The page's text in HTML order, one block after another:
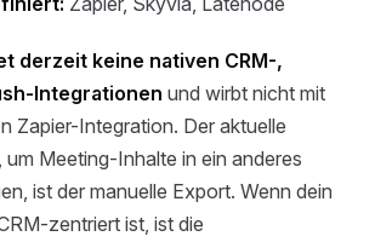
derzeit keine nativen CRM-,
Integrationen und wirbt nicht mit
Zapier-Integration. Der aktuelle
um Meeting-Inhalte in ein anderes
ist der manuelle Export. Wenn dein
zentriert ist, ist die